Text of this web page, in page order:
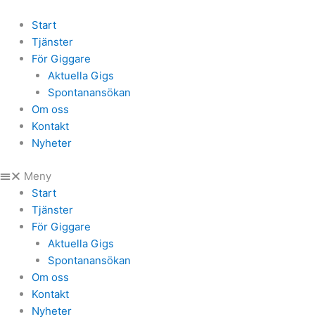
Start
Tjänster
För Giggare
Aktuella Gigs
Spontanansökan
Om oss
Kontakt
Nyheter
Meny
Start
Tjänster
För Giggare
Aktuella Gigs
Spontanansökan
Om oss
Kontakt
Nyheter